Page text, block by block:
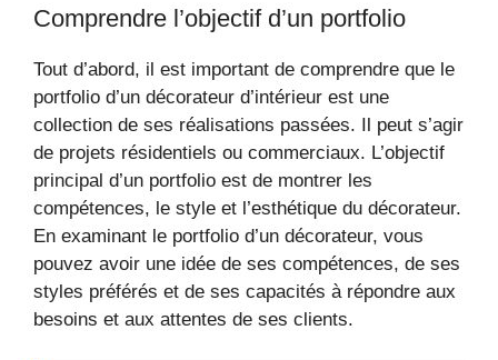
Comprendre l’objectif d’un portfolio
Tout d’abord, il est important de comprendre que le
portfolio d’un décorateur d’intérieur est une
collection de ses réalisations passées. Il peut s’agir
de projets résidentiels ou commerciaux. L’objectif
principal d’un portfolio est de montrer les
compétences, le style et l’esthétique du décorateur.
En examinant le portfolio d’un décorateur, vous
pouvez avoir une idée de ses compétences, de ses
styles préférés et de ses capacités à répondre aux
besoins et aux attentes de ses clients.